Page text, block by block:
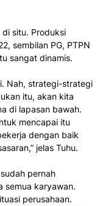
situ. Produksi
sembilan PG, PTPN
sangat dinamis.
Nah, strategi-strategi
itu, akan kita
di lapasan bawah.
mencapai itu
dengan baik
jelas Tuhu.
pernah
semua karyawan.
perusahaan.